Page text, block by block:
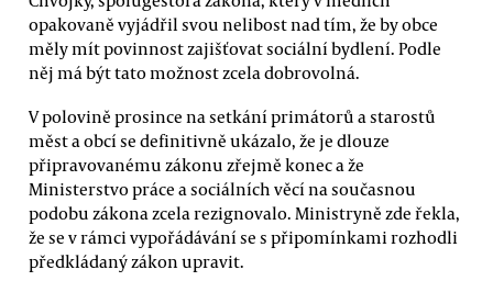
opakovaně vyjádřil svou nelibost nad tím, že by obce
měly mít povinnost zajišťovat sociální bydlení. Podle
něj má být tato možnost zcela dobrovolná.
V polovině prosince na setkání primátorů a starostů
měst a obcí se definitivně ukázalo, že je dlouze
připravovanému zákonu zřejmě konec a že
Ministerstvo práce a sociálních věcí na současnou
podobu zákona zcela rezignovalo. Ministryně zde řekla,
že se v rámci vypořádávání se s připomínkami rozhodli
předkládaný zákon upravit.